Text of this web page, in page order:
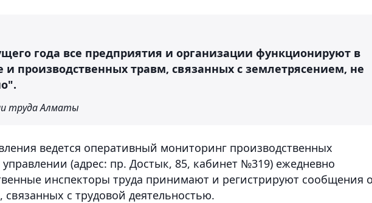
года все предприятия и организации функционируют в
производственных травм, связанных с землетрясением, не
труда Алматы
ведется оперативный мониторинг производственных
(адрес: пр. Достык, 85, кабинет №319) ежедневно
инспекторы труда принимают и регистрируют сообщения
связанных с трудовой деятельностью.